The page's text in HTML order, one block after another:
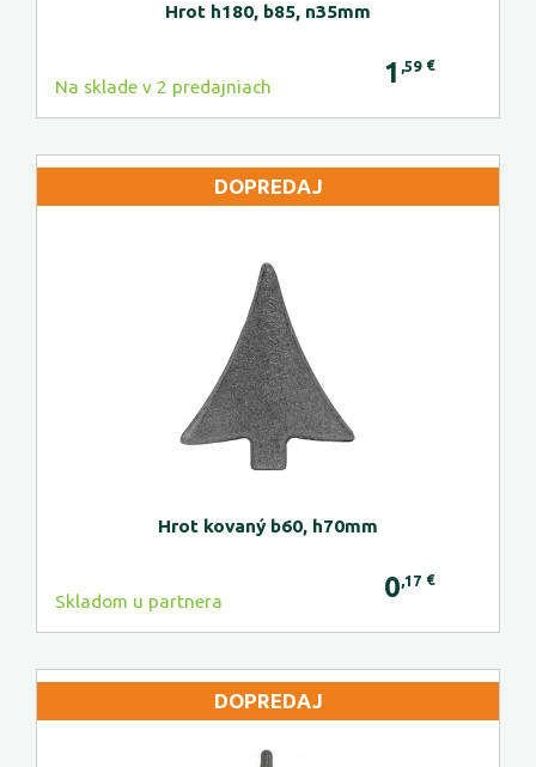
Hrot h180, b85, n35mm
Na sklade v 2 predajniach 1 ,59 €
DOPREDAJ
Hrot kovaný b60, h70mm
Skladom u partnera 0 ,17 €
DOPREDAJ